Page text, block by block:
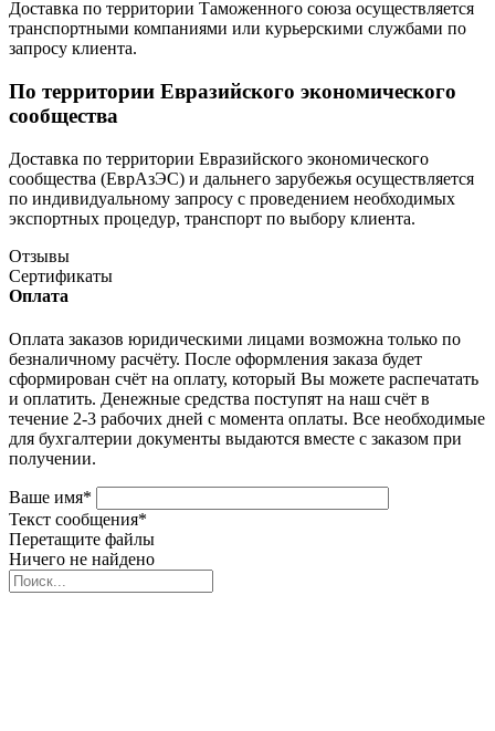
Доставка по территории Таможенного союза осуществляется
транспортными компаниями или курьерскими службами по
запросу клиента.
По территории Евразийского экономического
сообщества
Доставка по территории Евразийского экономического
сообщества (ЕврАзЭС) и дальнего зарубежья осуществляется
по индивидуальному запросу с проведением необходимых
экспортных процедур, транспорт по выбору клиента.
Отзывы
Сертификаты
Оплата
Оплата заказов юридическими лицами возможна только по
безналичному расчёту. После оформления заказа будет
сформирован счёт на оплату, который Вы можете распечатать
и оплатить. Денежные средства поступят на наш счёт в
течение 2-3 рабочих дней с момента оплаты. Все необходимые
для бухгалтерии документы выдаются вместе с заказом при
получении.
Ваше имя*
Текст сообщения*
Перетащите файлы
Ничего не найдено